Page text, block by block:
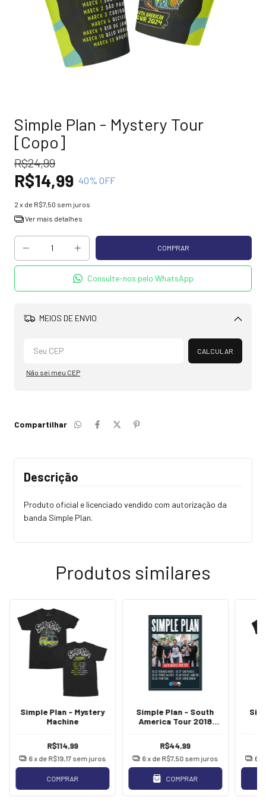
Simple Plan - Mystery Tour
[Copo]
R$24,99
R$14,99 40% OFF
2 x de R$7,50 sem juros
Ver mais detalhes
Consulte-nos pelo WhatsApp
MEIOS DE ENVIO
Alterar CEP
CALCULAR
Não sei meu CEP
Compartilhar
Descrição
Produto oficial e licenciado vendido com autorização da
banda Simple Plan.
Produtos similares
Simple Plan - Mystery
Machine
R$114,99
6x de R$19,17 sem juros
COMPRAR
Simple Plan - South
America Tour 2018
R$44,99
6x de R$7,50 sem juros
COMPRAR
6